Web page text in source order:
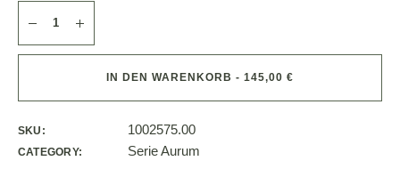
IN DEN WARENKORB - 145,00 €
SKU: 1002575.00
CATEGORY: Serie Aurum